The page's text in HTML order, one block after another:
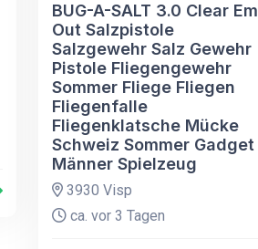
BUG-A-SALT 3.0 Clear Em
Out Salzpistole
Salzgewehr Salz Gewehr
Pistole Fliegengewehr
Sommer Fliege Fliegen
Fliegenfalle
Fliegenklatsche Mücke
Schweiz Sommer Gadget
Männer Spielzeug
3930 Visp
ca. vor 3 Tagen